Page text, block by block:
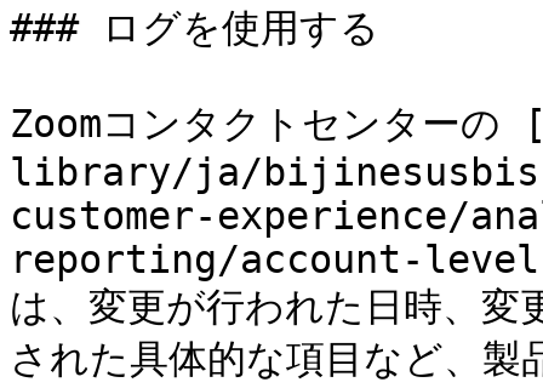
### ログを使用する
Zoomコンタクトセンタ
library/ja/
customer-experience/
reporting/account-
は、変更が行われた日時、変
された具体的な項目など、